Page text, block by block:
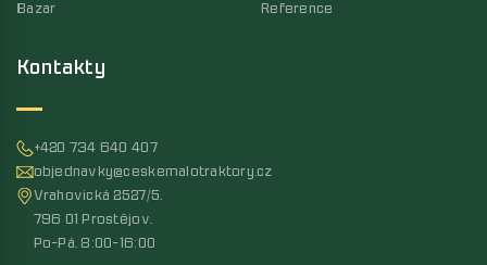
Kontakty
+420 734 640 407
objednavky@ceskemalotraktory.cz
Vrahovická 2527/5,
796 01 Prostějov,
Po-Pá, 8:00-16:00
Bazar
Reference